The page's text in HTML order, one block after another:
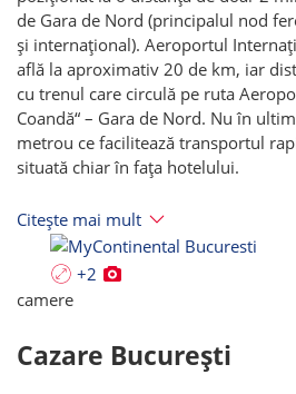
de Gara de Nord (principalul nod
și internațional). Aeroportul
află la aproximativ 20 de km, iar
cu trenul care circulă pe ruta
Coandă“ – Gara de Nord. Nu în
metrou ce facilitează transportul
situată chiar în fața hotelului.
Citește mai mult
+2
camere
Cazare București